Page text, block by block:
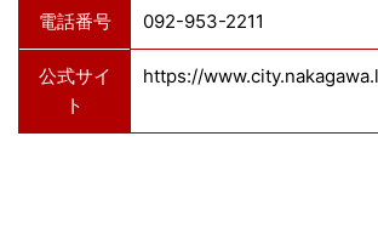
電話番号 092-953-2211
公式サイ
ト
https://